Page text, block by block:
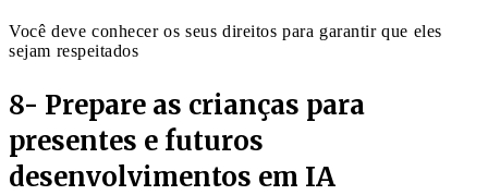
Você deve conhecer os seus direitos para garantir que eles
sejam respeitados
8- Prepare as crianças para
presentes e futuros
desenvolvimentos em IA